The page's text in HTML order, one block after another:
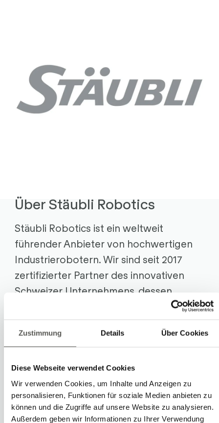
Zustimmung Details Über Cookies
Diese Webseite verwendet Cookies
Wir verwenden Cookies, um Inhalte und Anzeigen zu
personalisieren, Funktionen für soziale Medien anbieten zu
können und die Zugriffe auf unsere Website zu analysieren.
Außerdem geben wir Informationen zu Ihrer Verwendung
Über Stäubli Robotics
Stäubli Robotics ist ein weltweit
führender Anbieter von hochwertigen
Industrierobotern. Wir sind seit 2017
zertifizierter Partner des innovativen
Schweizer Unternehmens, dessen
Zuverlässigkeit und Flexibilität geschätzt
werden.
staubli.com/robotics